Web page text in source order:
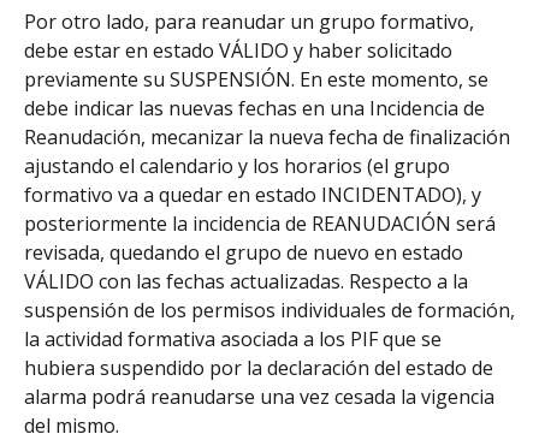
Por otro lado, para reanudar un grupo formativo,
debe estar en estado VÁLIDO y haber solicitado
previamente su SUSPENSIÓN. En este momento, se
debe indicar las nuevas fechas en una Incidencia de
Reanudación, mecanizar la nueva fecha de finalización
ajustando el calendario y los horarios (el grupo
formativo va a quedar en estado INCIDENTADO), y
posteriormente la incidencia de REANUDACIÓN será
revisada, quedando el grupo de nuevo en estado
VÁLIDO con las fechas actualizadas. Respecto a la
suspensión de los permisos individuales de formación,
la actividad formativa asociada a los PIF que se
hubiera suspendido por la declaración del estado de
alarma podrá reanudarse una vez cesada la vigencia
del mismo.